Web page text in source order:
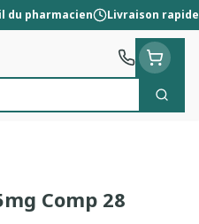
du pharmacien Livraison rapide
Comp 28